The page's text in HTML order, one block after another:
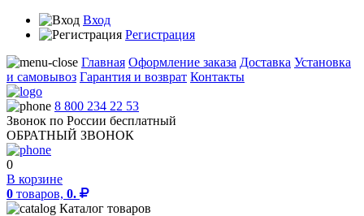
Вход
Регистрация
Главная Оформление заказа Доставка Установка
и самовывоз Гарантия и возврат Контакты
8 800 234 22 53
Звонок по России бесплатный
ОБРАТНЫЙ ЗВОНОК
0
В корзине
0 товаров, 0.
Каталог товаров